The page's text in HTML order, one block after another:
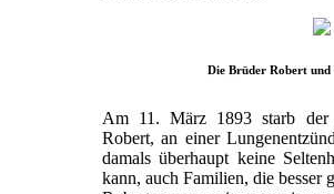
Die Brüder Robert
Am 11. März 1893 starb der
Robert, an einer
damals überhaupt keine
kann, auch Familien, die besser